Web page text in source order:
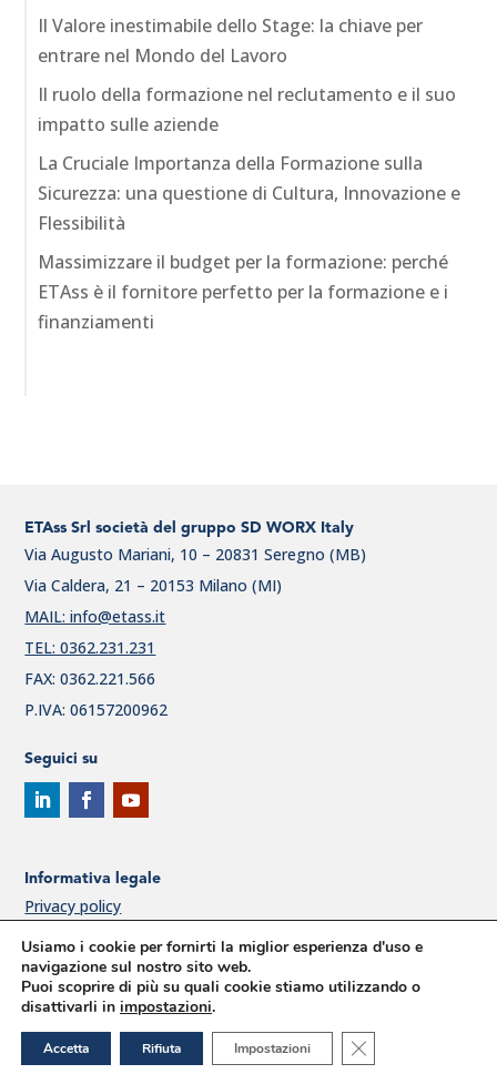
Il Valore inestimabile dello Stage: la chiave per
entrare nel Mondo del Lavoro
Il ruolo della formazione nel reclutamento e il suo
impatto sulle aziende
La Cruciale Importanza della Formazione sulla
Sicurezza: una questione di Cultura, Innovazione e
Flessibilità
Massimizzare il budget per la formazione: perché
ETAss è il fornitore perfetto per la formazione e i
finanziamenti
ETAss Srl società del gruppo SD WORX Italy
Via Augusto Mariani, 10 – 20831 Seregno (MB)
Via Caldera, 21 – 20153 Milano (MI)
MAIL: info@etass.it
TEL: 0362.231.231
FAX: 0362.221.566
P.IVA: 06157200962
Seguici su
Informativa legale
Privacy policy
Cookie Policy
Politica per la qualità ETAss
Modello 231
Procedura di segnalazione Whistleblowing
Usiamo i cookie per fornirti la miglior esperienza d'uso e
navigazione sul nostro sito web.
Puoi scoprire di più su quali cookie stiamo utilizzando o
disattivarli in impostazioni.
Accetta Rifiuta Impostazioni Close GDPR